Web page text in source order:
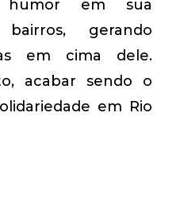
em sua
gerando
em cima dele.
acabar sendo o
em Rio